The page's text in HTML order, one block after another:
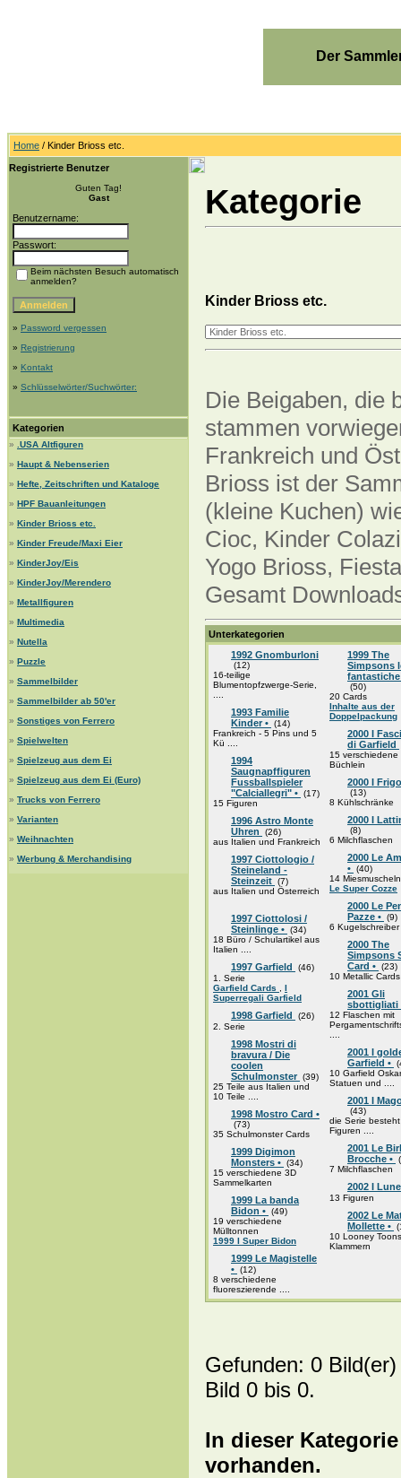
Der
Home / Kinder Brioss etc.
Registrierte Benutzer
Guten Tag!
Gast
Benutzername:
Passwort:
Beim nächsten Besuch automatisch
anmelden?
» Password vergessen
» Registrierung
» Kontakt
» Schlüsselwörter/Suchwörter:
Kategorien
»
.USA Altfiguren
» Haupt & Nebenserien
» Hefte, Zeitschriften und Kataloge
» HPF Bauanleitungen
» Kinder Brioss etc.
» Kinder Freude/Maxi Eier
» KinderJoy/Eis
» KinderJoy/Merendero
» Metallfiguren
» Multimedia
» Nutella
» Puzzle
» Sammelbilder
» Sammelbilder ab 50'er
» Sonstiges von Ferrero
» Spielwelten
» Spielzeug aus dem Ei
» Spielzeug aus dem Ei (Euro)
» Trucks von Ferrero
» Varianten
» Weihnachten
» Werbung & Merchandising
Kategorie
Kinder Brioss etc.
Die Beigaben, die
stammen
Frankreich und
Brioss ist der
(kleine Kuchen)
Cioc, Kinder
Yogo Brioss,
Gesamt
Unterkategorien
1992 Gnomburloni
(12)
16-teilige
Blumentopfzwerge-Serie,
1993 Familie
Kinder • (14)
Frankreich - 5 Pins und 5
Kü ....
1994
Saugnapffiguren
Fussballspieler
"Calciallegri" • (17)
15 Figuren
1996 Astro Monte
Uhren
(26)
aus Italien und Frankreich
1997 Ciottologio /
Steineland -
Steinzeit (7)
aus Italien und Österreich
1997 Ciottolosi /
Steinlinge • (34)
18 Büro / Schulartikel aus
Italien ....
1997 Garfield
(46)
1. Serie
Garfield Cards
I
Superregali Garfield
1998 Garfield
(26)
2. Serie
1998 Mostri di
bravura / Die
coolen
Schulmonster (39)
25 Teile aus Italien und
10 Teile ....
1998 Mostro Card •
(73)
35 Schulmonster Cards
1999 Digimon
Monsters • (34)
15 verschiedene 3D
Sammelkarten
1999 La banda
Bidon • (49)
19 verschiedene
Mülltonnen
1999 I Super Bidon
1999 Le Magistelle
• (12)
8 verschiedene
fluoreszierende ....
1999 The
Simpsons
fantastiche
(50)
20 Cards
Inhalte aus der
Doppelpackung
2000 I
di Garfield
15 verschiedene
Büchlein
2000 I
(13)
8 Kühlschränke
2000 I
(8)
6 Milchflaschen
2000 Le
• (40)
14 Miesmuscheln
Le Super Cozze
2000 Le
Pazze • (9)
6 Kugelschreiber
2000 The
Simpsons
Card • (23)
10 Metallic Cards
2001 Gli
sbottigliati
12 Flaschen mit
2001 I
Garfield •
10 Garfield Oskar
Statuen und ....
2001 I
(43)
die Serie
Figuren ....
2001 Le
Brocche •
7 Milchflaschen
2002 I
13 Figuren
2002 Le
Mollette •
10 Looney Toons
Klammern
Gefunden: 0
Bild 0 bis 0.
In dieser
vorhanden.